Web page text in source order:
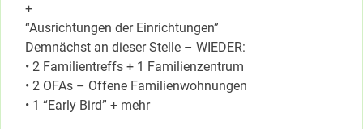
+
“Ausrichtungen der Einrichtungen”
Demnächst an dieser Stelle – WIEDER:
• 2 Familientreffs + 1 Familienzentrum
• 2 OFAs – Offene Familienwohnungen
• 1 “Early Bird” + mehr